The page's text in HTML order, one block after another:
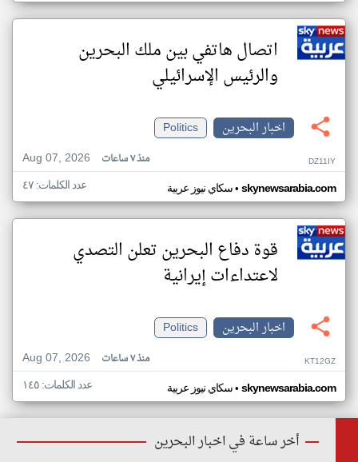
اتصال هاتفي بين ملك البحرين
والرئيس الإسرائيلي
اخبار البحرين
Politics
Aug 07, 2026
منذ ٧ ساعات DZ11IY
سكاي نيوز عربية• skynewsarabia.com عدد الكلمات: ٤٧
قوة دفاع البحرين تعلن التصدي
لاعتداءات إيرانية
اخبار البحرين
Politics
Aug 07, 2026
منذ ٧ ساعات KT12GZ
سكاي نيوز عربية• skynewsarabia.com عدد الكلمات: ١٤٥
أخر ساعة في اخبار البحرين